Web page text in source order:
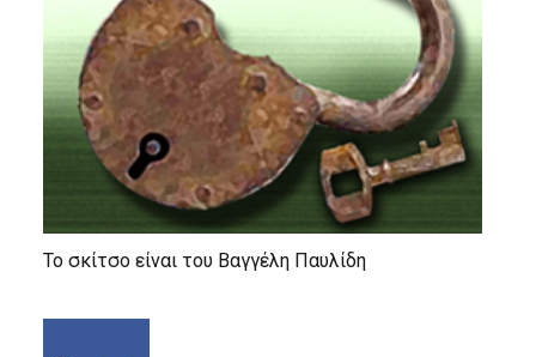
Το σκίτσο είναι του Βαγγέλη Παυλίδη